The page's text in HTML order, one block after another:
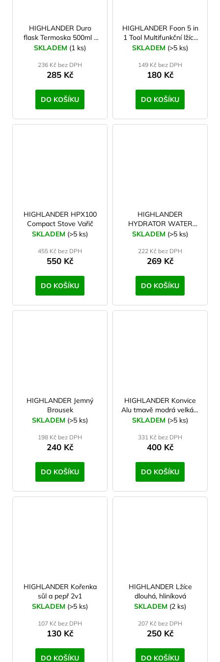
HIGHLANDER Duro
flask Termoska 500ml -
zelená
SKLADEM (1 ks)
236 Kč bez DPH
285 Kč
DO KOŠÍKU
HIGHLANDER Foon 5 in
1 Tool Multifunkční lžíce
(lžíce,otvírák,klíč 10,8,6
SKLADEM (>5 ks)
149 Kč bez DPH
180 Kč
DO KOŠÍKU
HIGHLANDER HPX100
Compact Stove Vařič
SKLADEM (>5 ks)
455 Kč bez DPH
550 Kč
DO KOŠÍKU
HIGHLANDER
HYDRATOR WATER
BOTTLE 850 ml Lahev
SKLADEM (>5 ks)
222 Kč bez DPH
269 Kč
DO KOŠÍKU
HIGHLANDER Jemný
Brousek
SKLADEM (>5 ks)
198 Kč bez DPH
240 Kč
DO KOŠÍKU
HIGHLANDER Konvice
Alu tmavě modrá velká 2
l
SKLADEM (>5 ks)
331 Kč bez DPH
400 Kč
DO KOŠÍKU
HIGHLANDER Kořenka
sůl a pepř 2v1
SKLADEM (>5 ks)
107 Kč bez DPH
130 Kč
DO KOŠÍKU
HIGHLANDER Lžíce
dlouhá, hliníková
SKLADEM (2 ks)
207 Kč bez DPH
250 Kč
DO KOŠÍKU